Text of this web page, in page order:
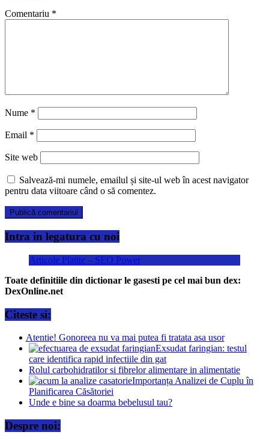
Comentariu *
Nume *
Email *
Site web
Salvează-mi numele, emailul și site-ul web în acest navigator
pentru data viitoare când o să comentez.
Intra in legatura cu noi
Articole Platite – SEO Power
Toate definitiile din dictionar le gasesti pe cel mai bun dex:
DexOnline.net
Citeste si:
Atentie! Gonoreea nu va mai putea fi tratata asa usor
Exsudat faringian: testul
care identifica rapid infectiile din gat
Rolul carbohidratilor si fibrelor alimentare in alimentatie
Importanța Analizei de Cuplu în
Planificarea Căsătoriei
Unde e bine sa doarma bebelusul tau?
Despre noi: